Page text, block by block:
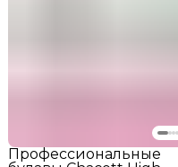
Профессиональные